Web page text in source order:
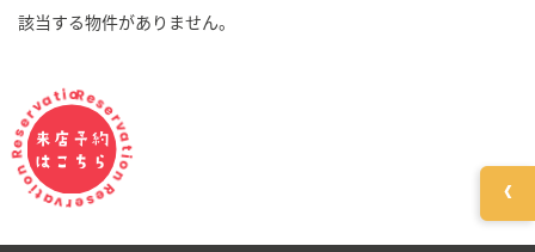
Reservation Reservation Reservation
来店予約
はこちら
‹
該当する物件がありません。